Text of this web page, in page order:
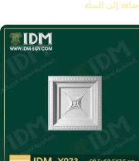
إضافة إلى السلة